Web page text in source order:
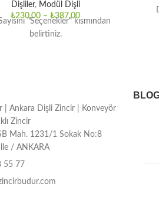
Dişliler, Modül Dişli
₺230,00 – ₺387,00
"Seçenekler" kısmından
belirtiniz.
| Ankara Dişli Zincir | Konveyör
Zincir
Mah. 1231/1 Sokak No:8
/ ANKARA
55 77